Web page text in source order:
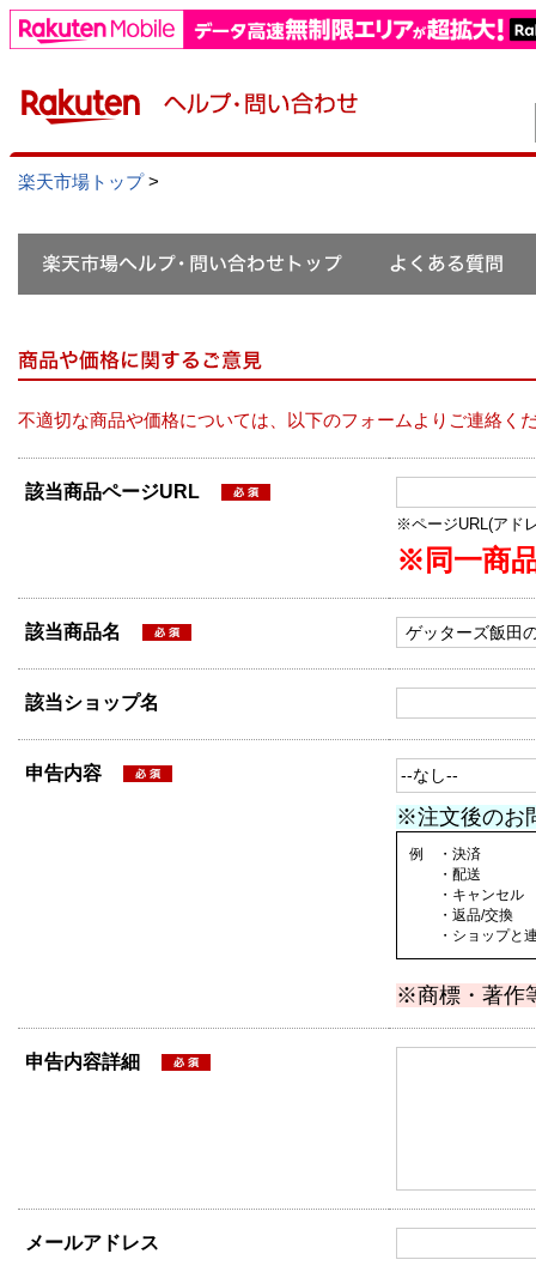
楽天市場トップ>
不適切な商品や価格については、以下のフォームよりご連絡く
該当商品ページURL
※ページURL(アド
※同一商
該当商品名
該当ショップ名
申告内容
※注文後のお
例 ・決済
・配送
・キャンセル
・返品/交換
・ショップと連
※商標・著作
申告内容詳細
メールアドレス